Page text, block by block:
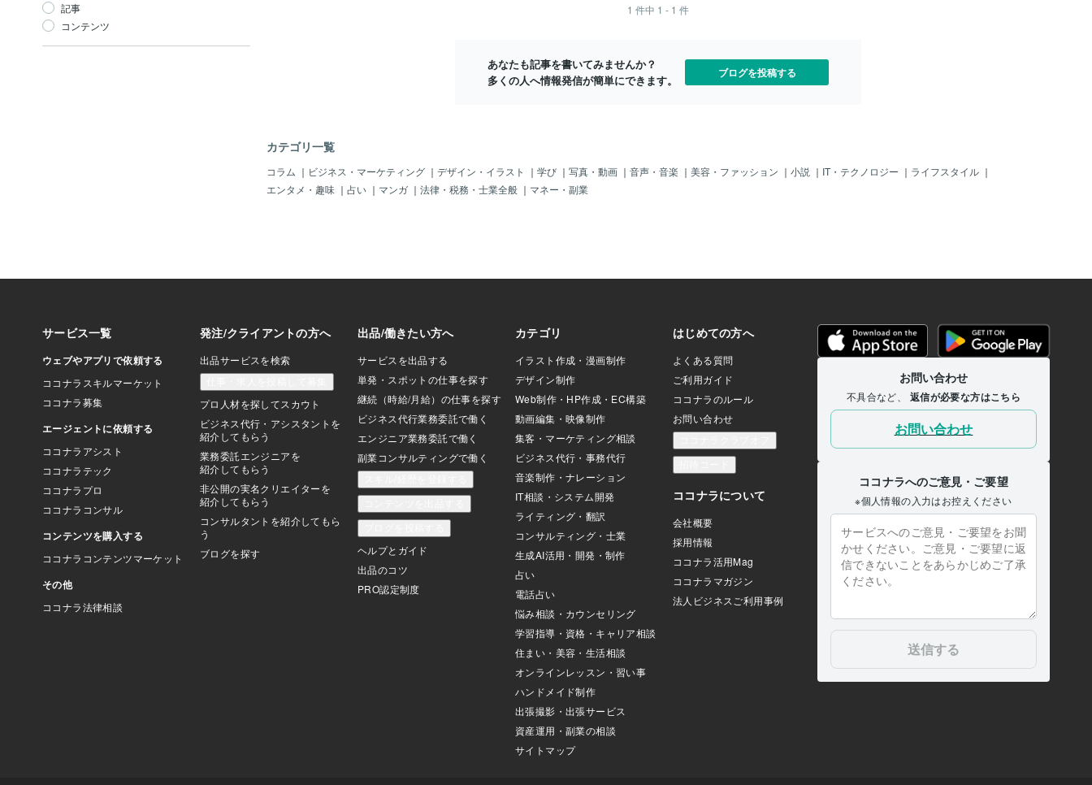
記事
コンテンツ
声を聴く石として祈りや瞑想にも使われ
てきました。 エンジェライトの代表的な
エネルギー： • 精神的な安定を促進 • 直
感力の向上 • 守護天使とのコンタクトを
サポート • 心にある「許せない気持ち」
そんな「心の痛み」に静かに寄り添い
1 件中 1 - 1 件
あなたも記事を書いてみませんか？
多くの人へ情報発信が簡単にできます。
ブログを投稿する
カテゴリ一覧
コラム ｜ ビジネス・マーケティング ｜ デザイン・イラスト ｜ 学び ｜ 写真・動画 ｜ 音声・音楽 ｜ 美容・ファッション ｜ 小説 ｜ IT・テクノロジー ｜ ライフスタイル ｜
エンタメ・趣味 ｜ 占い ｜ マンガ ｜ 法律・税務・士業全般 ｜ マネー・副業